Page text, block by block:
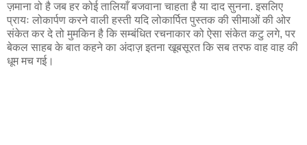
ज़माना वो है जब हर कोई तालियाँ बजवाना चाहता है या दाद सुनना. इसलिए
प्रायः लोकार्पण करने वाली हस्ती यदि लोकार्पित पुस्तक की सीमाओं की ओर
संकेत कर दे तो मुमकिन है कि सम्बंधित रचनाकार को ऐसा संकेत कटु लगे, पर
बेकल साहब के बात कहने का अंदाज़ इतना खूबसूरत कि सब तरफ वाह वाह की
धूम मच गई।